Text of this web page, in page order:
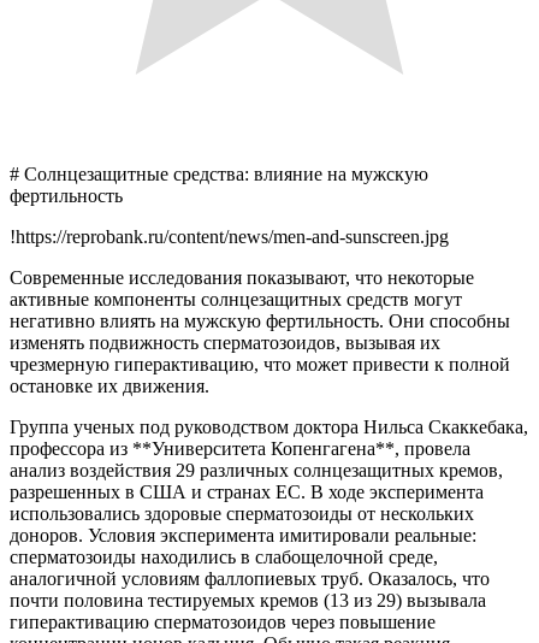
# Солнцезащитные средства: влияние на мужскую
фертильность
!https://reprobank.ru/content/news/men-and-sunscreen.jpg
Современные исследования показывают, что некоторые
активные компоненты солнцезащитных средств могут
негативно влиять на мужскую фертильность. Они способны
изменять подвижность сперматозоидов, вызывая их
чрезмерную гиперактивацию, что может привести к полной
остановке их движения.
Группа ученых под руководством доктора Нильса Скаккебака,
профессора из **Университета Копенгагена**, провела
анализ воздействия 29 различных солнцезащитных кремов,
разрешенных в США и странах ЕС. В ходе эксперимента
использовались здоровые сперматозоиды от нескольких
доноров. Условия эксперимента имитировали реальные:
сперматозоиды находились в слабощелочной среде,
аналогичной условиям фаллопиевых труб. Оказалось, что
почти половина тестируемых кремов (13 из 29) вызывала
гиперактивацию сперматозоидов через повышение